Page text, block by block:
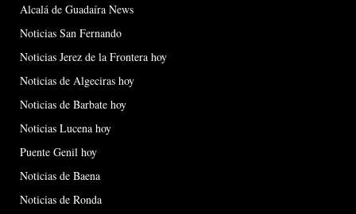
Alcalá de Guadaíra News
Noticias San Fernando
Noticias Jerez de la Frontera hoy
Noticias de Algeciras hoy
Noticias de Barbate hoy
Noticias Lucena hoy
Puente Genil hoy
Noticias de Baena
Noticias de Ronda